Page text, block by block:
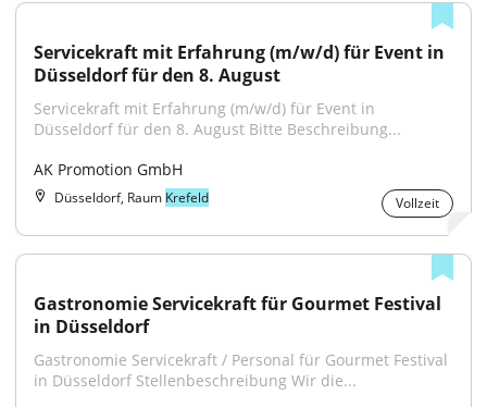
Servicekraft mit Erfahrung (m/w/d) für Event in
Düsseldorf für den 8. August
Servicekraft mit Erfahrung (m/w/d) für Event in
Düsseldorf für den 8. August Bitte Beschreibung...
AK Promotion GmbH
Düsseldorf, Raum Krefeld Vollzeit
Gastronomie Servicekraft für Gourmet Festival
in Düsseldorf
Gastronomie Servicekraft / Personal für Gourmet Festival
in Düsseldorf Stellenbeschreibung Wir die...